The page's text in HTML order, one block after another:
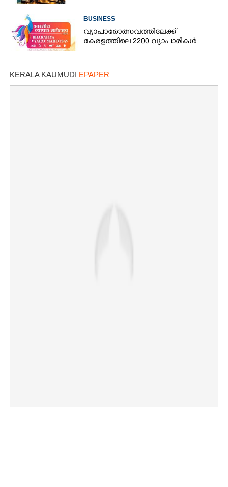
BUSINESS
വ്യാപാരോത്സവത്തിലേക്ക്
കേരളത്തിലെ 2200 വ്യാപാരികൾ
KERALA KAUMUDI EPAPER